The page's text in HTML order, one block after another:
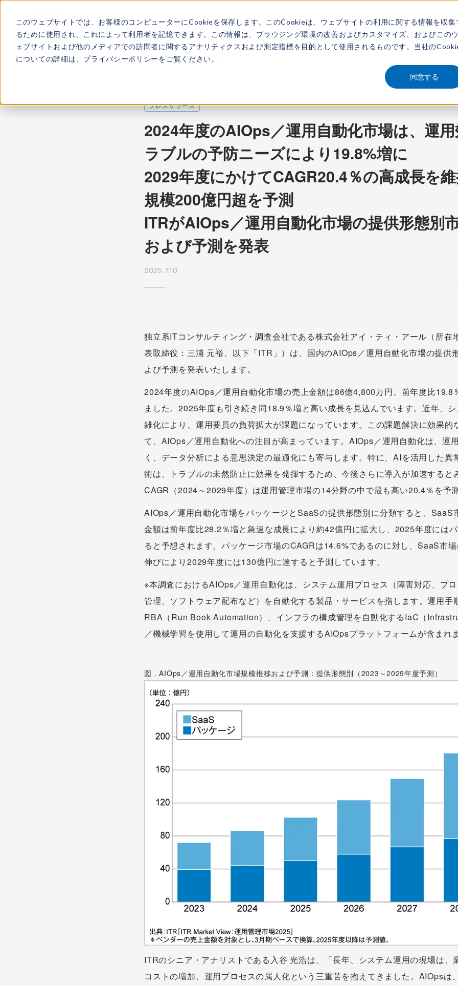
このウェブサイトでは、お客様のコンピューターにCookieを保存します。このCookieは、ウェブサイトの利用に関する情報を収集
るために使用され、これによって利用者を記憶できます。この情報は、ブラウジング環境の改善およびカスタマイズ、およびこのウ
ェブサイトおよび他のメディアでの訪問者に関するアナリティクスおよび測定指標を目的として使用されるものです。当社の
についての詳細は、 プライバシーポリシーをご覧ください。
同意する
ITRについて所属アナリスト 新着情報サービス市場調査レポートレポートを探す動画
TOP 新着情報 ITRがAIOps／運用自動化市場の提供形態別市場規模推移および予測を発表
プレスリリース
2024年度のAIOps／運用自動化市場は、運
ラブルの予防ニーズにより19.8%増に
2029年度にかけてCAGR20.4％の高成長を
規模200億円超を予測
ITRがAIOps／運用自動化市場の提供形態別
および予測を発表
2025.7.10
独立系ITコンサルティング・調査会社である株式会社アイ・ティ・アール（所在
表取締役：三浦 元裕、以下「ITR」）は、国内のAIOps／運用自動化市場の提供
よび予測を発表いたします。
2024年度のAIOps／運用自動化市場の売上金額は86億4,800万円、前年度比19.8
ました。2025年度も引き続き同18.9％増と高い成長を見込んでいます。近年、
雑化により、運用要員の負荷拡大が課題になっています。この課題解決に効果的
て、AIOps／運用自動化への注目が高まっています。AIOps／運用自動化は、運
く、データ分析による意思決定の最適化にも寄与します。特に、AIを活用した異
術は、トラブルの未然防止に効果を発揮するため、今後さらに導入が加速すると
CAGR（2024～2029年度）は運用管理市場の14分野の中で最も高い20.4％を予測
AIOps／運用自動化市場をパッケージとSaaSの提供形態別に分類すると、SaaS
金額は前年度比28.2％増と急速な成長により約42億円に拡大し、2025年度には
ると予想されます。パッケージ市場のCAGRは14.6%であるのに対し、SaaS市
伸びにより2029年度には130億円に達すると予測しています。
※本調査におけるAIOps／運用自動化は、システム運用プロセス（障害対応、プ
管理、ソフトウェア配布など）を自動化する製品・サービスを指します。運用手
RBA（Run Book Automation）、インフラの構成管理を自動化するIaC（
／機械学習を使用して運用の自動化を支援するAIOpsプラットフォームが含まれま
図．AIOps／運用自動化市場規模推移および予測：提供形態別（2023～2029年度予測）
ITRのシニア・アナリストである入谷 光浩は、「長年、システム運用の現場は、
コストの増加、運用プロセスの属人化という三重苦を抱えてきました。AIOpsは